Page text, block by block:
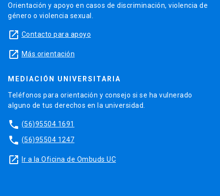
Orientación y apoyo en casos de discriminación, violencia de
género o violencia sexual.
launch Contacto para apoyo
launch Más orientación
MEDIACIÓN UNIVERSITARIA
Teléfonos para orientación y consejo si se ha vulnerado
alguno de tus derechos en la universidad.
phone (56)95504 1691
phone (56)95504 1247
launch Ir a la Oficina de Ombuds UC